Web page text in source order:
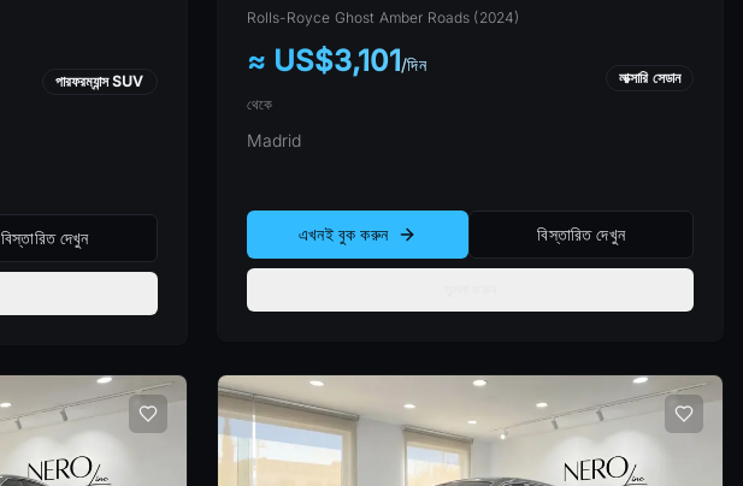
পারফরম্যান্স SUV
বিস্তারিত দেখুন
Rolls-Royce Ghost Amber Roads (2024)
≈ US$3,101/দিন
থেকে
লাক্সারি সেডান
Madrid
এখনই বুক করুন বিস্তারিত দেখুন